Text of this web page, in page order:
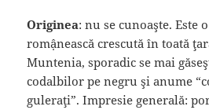
Originea: nu se cunoaşte. Este
romậnească crescută în toată
Muntenia, sporadic se mai
codalbilor pe negru şi anume
guleraţi”. Impresie generală: